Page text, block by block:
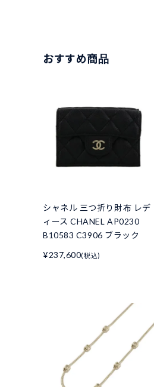
おすすめ商品
シャネル 三つ折り財布 レデ
ィース CHANEL AP0230
B10583 C3906 ブラック
¥237,600(税込)